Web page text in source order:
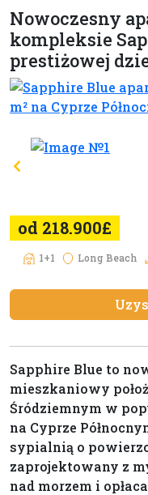
Nowoczesny
kompleksie
prestiżowej
od 218.900£
1+1 Long Beach
Sapphire Blue to
mieszkaniowy
Śródziemnym w
na Cyprze
sypialnią o
zaprojektowany z
nad morzem i